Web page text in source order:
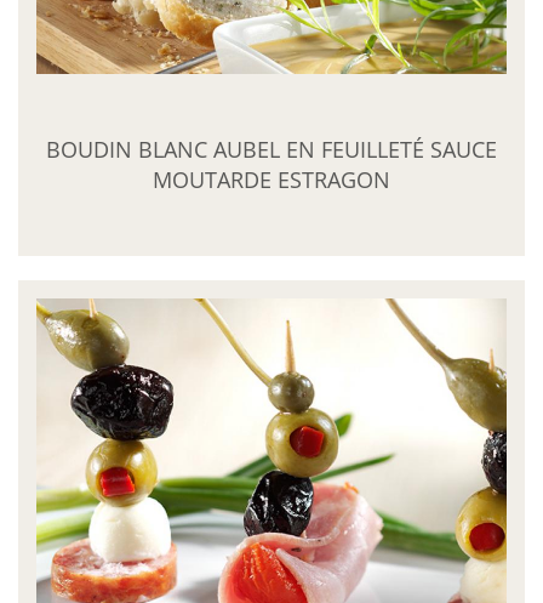
BOUDIN BLANC AUBEL EN FEUILLETÉ SAUCE
MOUTARDE ESTRAGON